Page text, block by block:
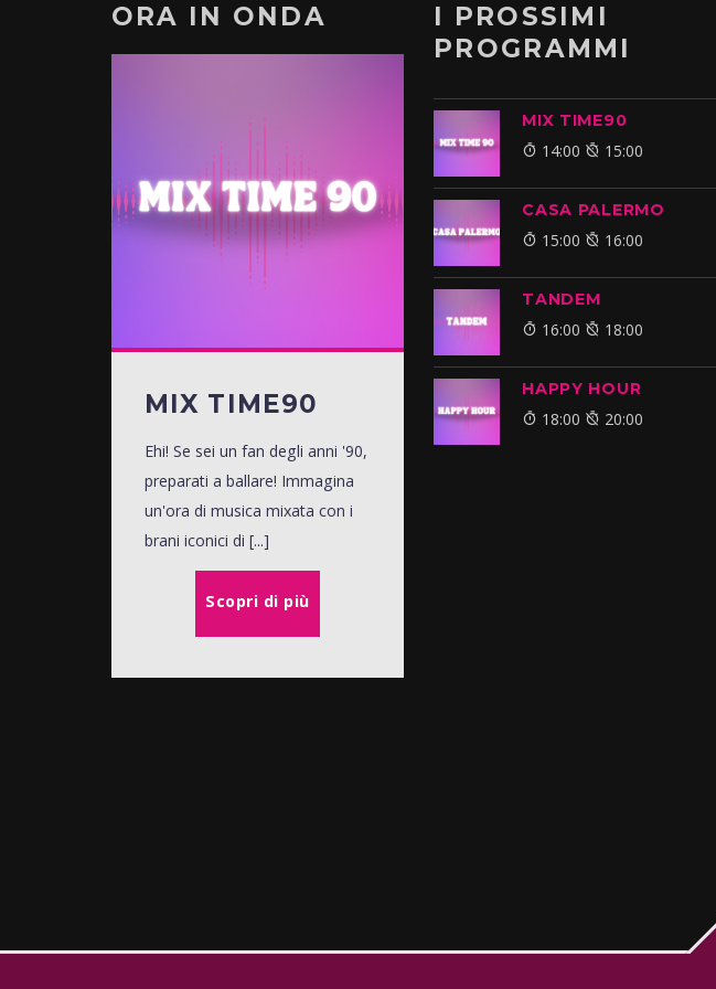
ORA IN ONDA
MIX TIME90
Ehi! Se sei un fan degli anni '90,
preparati a ballare! Immagina
un'ora di musica mixata con i
brani iconici di [...]
Scopri di più
I PROSSIMI
PROGRAMMI
MIX TIME90
14:00 15:00
CASA PALERMO
15:00 16:00
TANDEM
16:00 18:00
HAPPY HOUR
18:00 20:00